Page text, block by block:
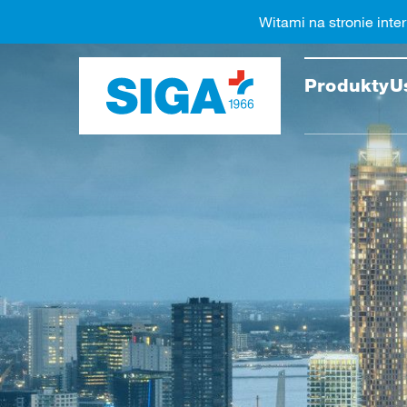
Produkty
Witami na stronie